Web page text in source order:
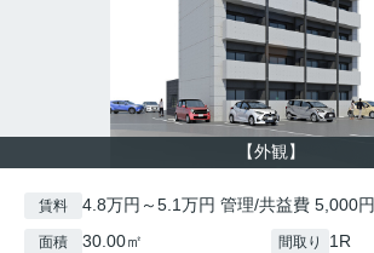
【外観】
賃料 4.8万円～5.1万円 管理/共益費 5,000円
面積 30.00㎡ 間取り 1R